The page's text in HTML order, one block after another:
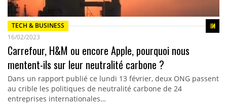
TECH & BUSINESS
16/02/2023
Carrefour, H&M ou encore Apple, pourquoi nous
mentent-ils sur leur neutralité carbone ?
Dans un rapport publié ce lundi 13 février, deux ONG passent
au crible les politiques de neutralité carbone de 24
entreprises internationales…